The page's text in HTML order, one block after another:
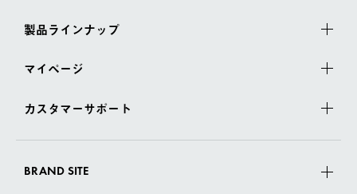
製品ラインナップ
マイページ
カスタマーサポート
BRAND SITE